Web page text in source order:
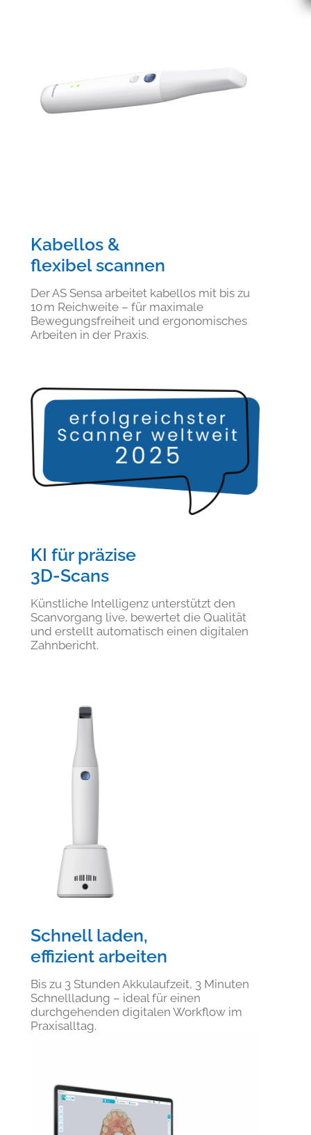
Kabellos &
flexibel scannen
Der AS Sensa arbeitet kabellos mit bis zu
10 m Reichweite – für maximale
Bewegungsfreiheit und ergonomisches
Arbeiten in der Praxis.
KI für präzise
3D-Scans
Künstliche Intelligenz unterstützt den
Scanvorgang live, bewertet die Qualität
und erstellt automatisch einen digitalen
Zahnbericht.
Schnell laden,
effizient arbeiten
Bis zu 3 Stunden Akkulaufzeit, 3 Minuten
Schnellladung – ideal für einen
durchgehenden digitalen Workflow im
Praxisalltag.